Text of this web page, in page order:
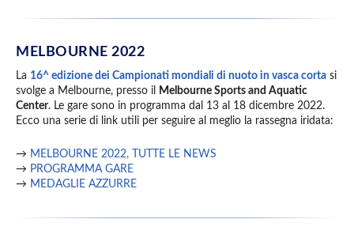
MELBOURNE 2022
La 16^ edizione dei Campionati mondiali di nuoto in vasca corta si
svolge a Melbourne, presso il
Melbourne Sports and Aquatic
Center. Le gare sono in programma dal 13 al 18 dicembre 2022.
Ecco una serie di link utili per seguire al meglio la rassegna iridata:
→ MELBOURNE 2022, TUTTE LE NEWS
→ PROGRAMMA GARE
→ MEDAGLIE AZZURRE